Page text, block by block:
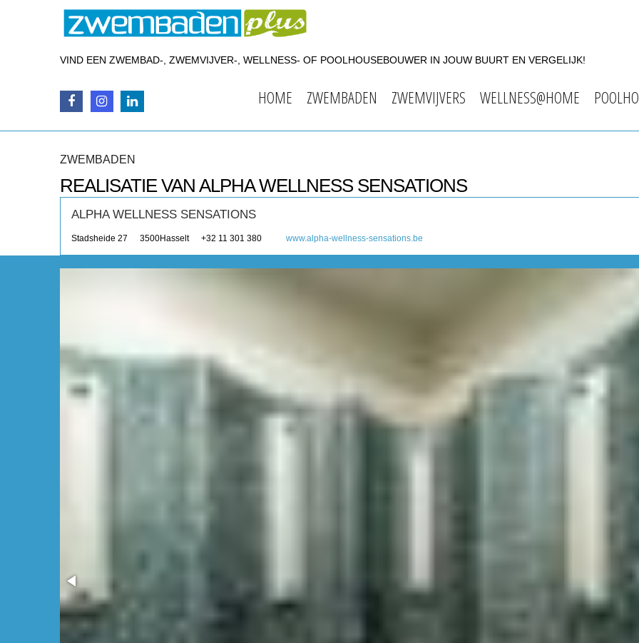
VIND EEN ZWEMBAD-, ZWEMVIJVER-, WELLNESS- OF POOLHOUSEBOUWER IN JOUW BUURT EN VERGELIJK!
HOME ZWEMBADEN ZWEMVIJVERS WELLNESS@HOME
ZWEMBADEN
REALISATIE VAN ALPHA WELLNESS SENSATIONS
ALPHA WELLNESS SENSATIONS
Stadsheide 27 3500Hasselt +32 11 301 380 www.alpha-wellness-sensations.be